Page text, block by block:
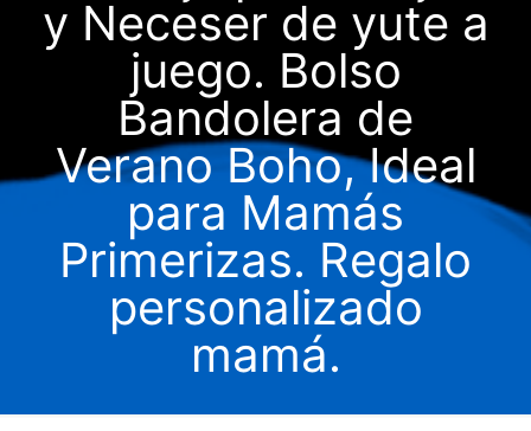
y Neceser de yute a
juego. Bolso
Bandolera de
Verano Boho, Ideal
para Mamás
Primerizas. Regalo
personalizado
mamá.